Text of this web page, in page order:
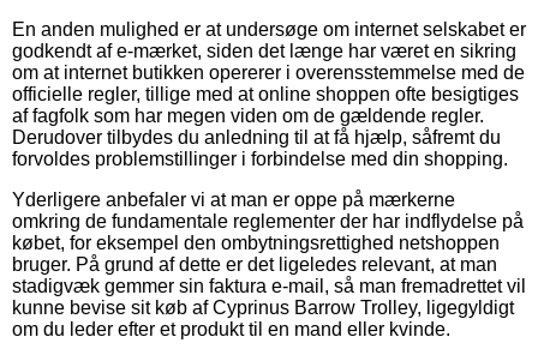
En anden mulighed er at undersøge om internet selskabet er
godkendt af e-mærket, siden det længe har været en sikring
om at internet butikken opererer i overensstemmelse med de
officielle regler, tillige med at online shoppen ofte besigtiges
af fagfolk som har megen viden om de gældende regler.
Derudover tilbydes du anledning til at få hjælp, såfremt du
forvoldes problemstillinger i forbindelse med din shopping.
Yderligere anbefaler vi at man er oppe på mærkerne
omkring de fundamentale reglementer der har indflydelse på
købet, for eksempel den ombytningsrettighed netshoppen
bruger. På grund af dette er det ligeledes relevant, at man
stadigvæk gemmer sin faktura e-mail, så man fremadrettet vil
kunne bevise sit køb af Cyprinus Barrow Trolley, ligegyldigt
om du leder efter et produkt til en mand eller kvinde.